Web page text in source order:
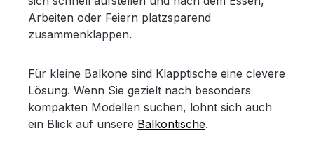
Arbeiten oder Feiern platzsparend
zusammenklappen.
Für kleine Balkone sind Klapptische eine clevere
Lösung. Wenn Sie gezielt nach besonders
kompakten Modellen suchen, lohnt sich auch
ein Blick auf unsere Balkontische.